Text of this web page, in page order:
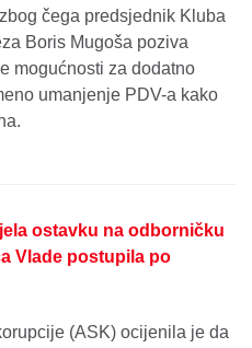
čega predsjednik Kluba
Boris Mugoša poziva
mogućnosti za dodatno
umanjenje PDV-a kako
ostavku na odborničku
Vlade postupila po
(ASK) ocijenila je da